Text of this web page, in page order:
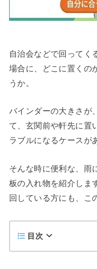
自治会などで回ってく
場合に、どこに置くの
うか。
バインダーの大きさが
て、玄関前や軒先に置
ラブルになるケースが
そんな時に便利な、雨
板の入れ物を紹介しま
回している方にも、
目次